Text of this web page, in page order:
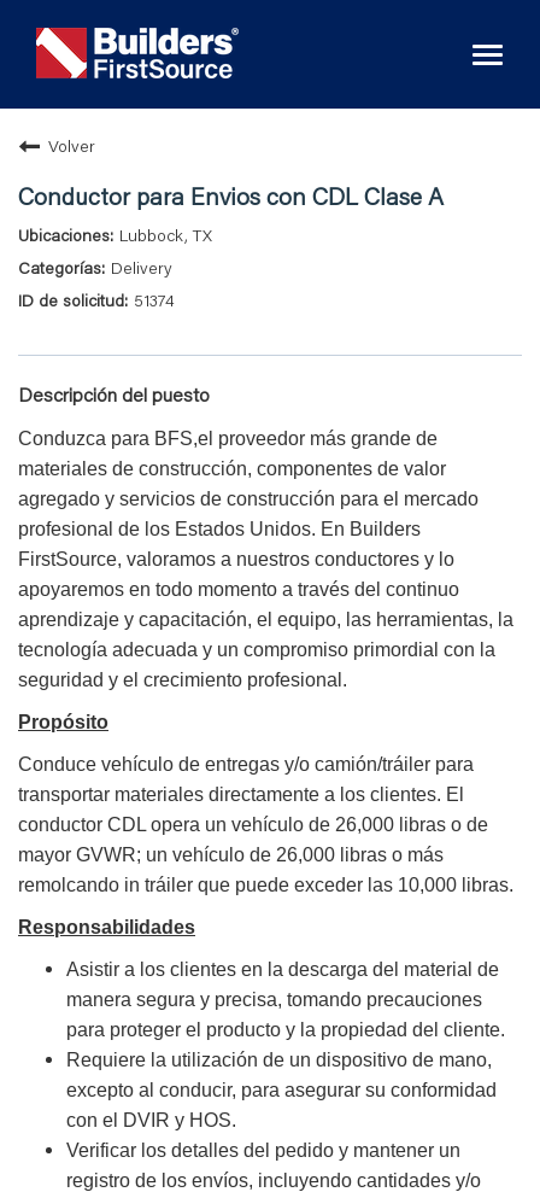
Volver
Conductor para Envios con CDL Clase A
Lubbock, TX
Delivery
51374
Descripción del puesto
Conduzca para BFS,el proveedor más grande de
materiales de construcción, componentes de valor
agregado y servicios de construcción para el mercado
profesional de los Estados Unidos. En Builders
FirstSource, valoramos a nuestros conductores y lo
apoyaremos en todo momento a través del continuo
aprendizaje y capacitación, el equipo, las herramientas, la
tecnología adecuada y un compromiso primordial con la
seguridad y el crecimiento profesional.
Propósito
Conduce vehículo de entregas y/o camión/tráiler para
transportar materiales directamente a los clientes. El
conductor CDL opera un vehículo de 26,000 libras o de
mayor GVWR; un vehículo de 26,000 libras o más
remolcando in tráiler que puede exceder las 10,000 libras.
Responsabilidades
Asistir a los clientes en la descarga del material de
manera segura y precisa, tomando precauciones
para proteger el producto y la propiedad del cliente.
Requiere la utilización de un dispositivo de mano,
excepto al conducir, para asegurar su conformidad
con el DVIR y HOS.
Verificar los detalles del pedido y mantener un
registro de los envíos, incluyendo cantidades y/o